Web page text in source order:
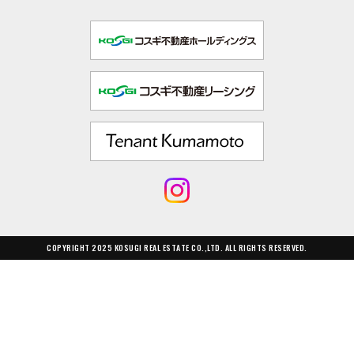
COPYRIGHT 2025 KOSUGI REAL ESTATE CO.,LTD. ALL RIGHTS RESERVED.